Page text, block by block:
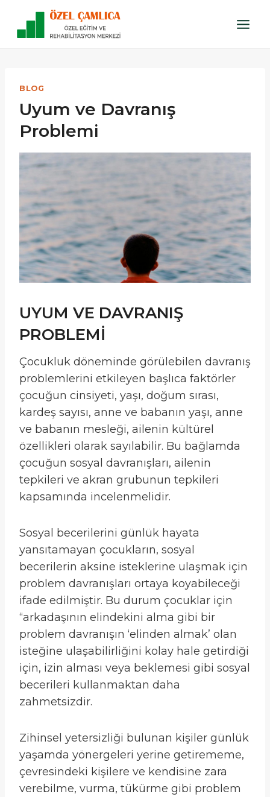
content
BLOG
Uyum ve Davranış
Problemi
UYUM VE DAVRANIŞ
PROBLEMİ
Çocukluk döneminde görülebilen davranış
problemlerini etkileyen başlıca faktörler
çocuğun cinsiyeti, yaşı, doğum sırası,
kardeş sayısı, anne ve babanın yaşı, anne
ve babanın mesleği, ailenin kültürel
özellikleri olarak sayılabilir. Bu bağlamda
çocuğun sosyal davranışları, ailenin
tepkileri ve akran grubunun tepkileri
kapsamında incelenmelidir.
Sosyal becerilerini günlük hayata
yansıtamayan çocukların, sosyal
becerilerin aksine isteklerine ulaşmak için
problem davranışları ortaya koyabileceği
ifade edilmiştir. Bu durum çocuklar için
“arkadaşının elindekini alma gibi bir
problem davranışın ‘elinden almak’ olan
isteğine ulaşabilirliğini kolay hale getirdiği
için, izin alması veya beklemesi gibi sosyal
becerileri kullanmaktan daha
zahmetsizdir.
Zihinsel yetersizliği bulunan kişiler günlük
yaşamda yönergeleri yerine getirememe,
çevresindeki kişilere ve kendisine zara
verebilme, vurma, tükürme gibi problem